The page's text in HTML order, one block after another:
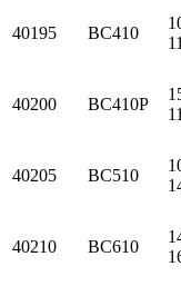
40195 BC410
40200 BC410P
40205 BC510
40210 BC610